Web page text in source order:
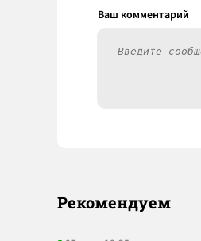
Рекомендуем